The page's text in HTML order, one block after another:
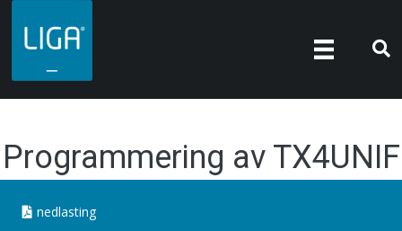
Programmering av TX4UNIF
nedlasting